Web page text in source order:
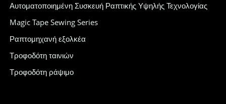
Αυτοματοποιημένη Συσκευή Ραπτικής Υψηλής Τεχνολογίας
Magic Tape Sewing Series
Ραπτομηχανή εξολκέα
Τροφοδότη ταινιών
Τροφοδότη ράψιμο